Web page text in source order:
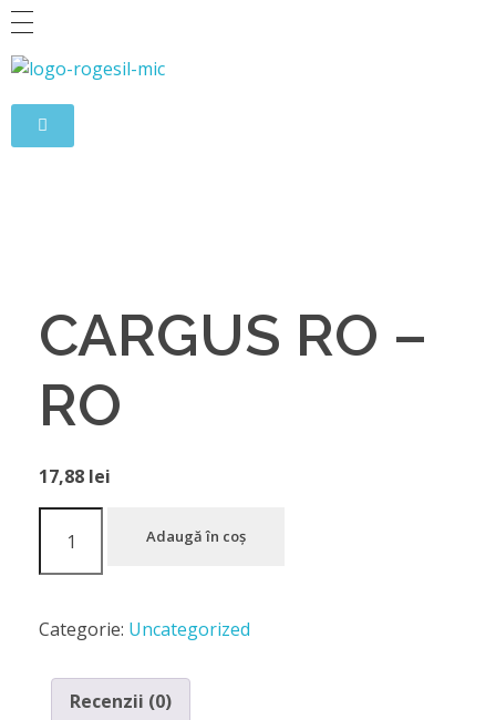
CARGUS RO –
RO
17,88 lei
Adaugă în coș
Categorie: Uncategorized
Recenzii (0)